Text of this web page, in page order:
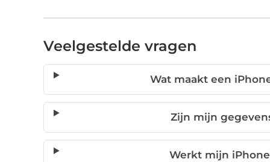
Veelgestelde vragen
Wat maakt een
Zijn mijn
Werkt mijn